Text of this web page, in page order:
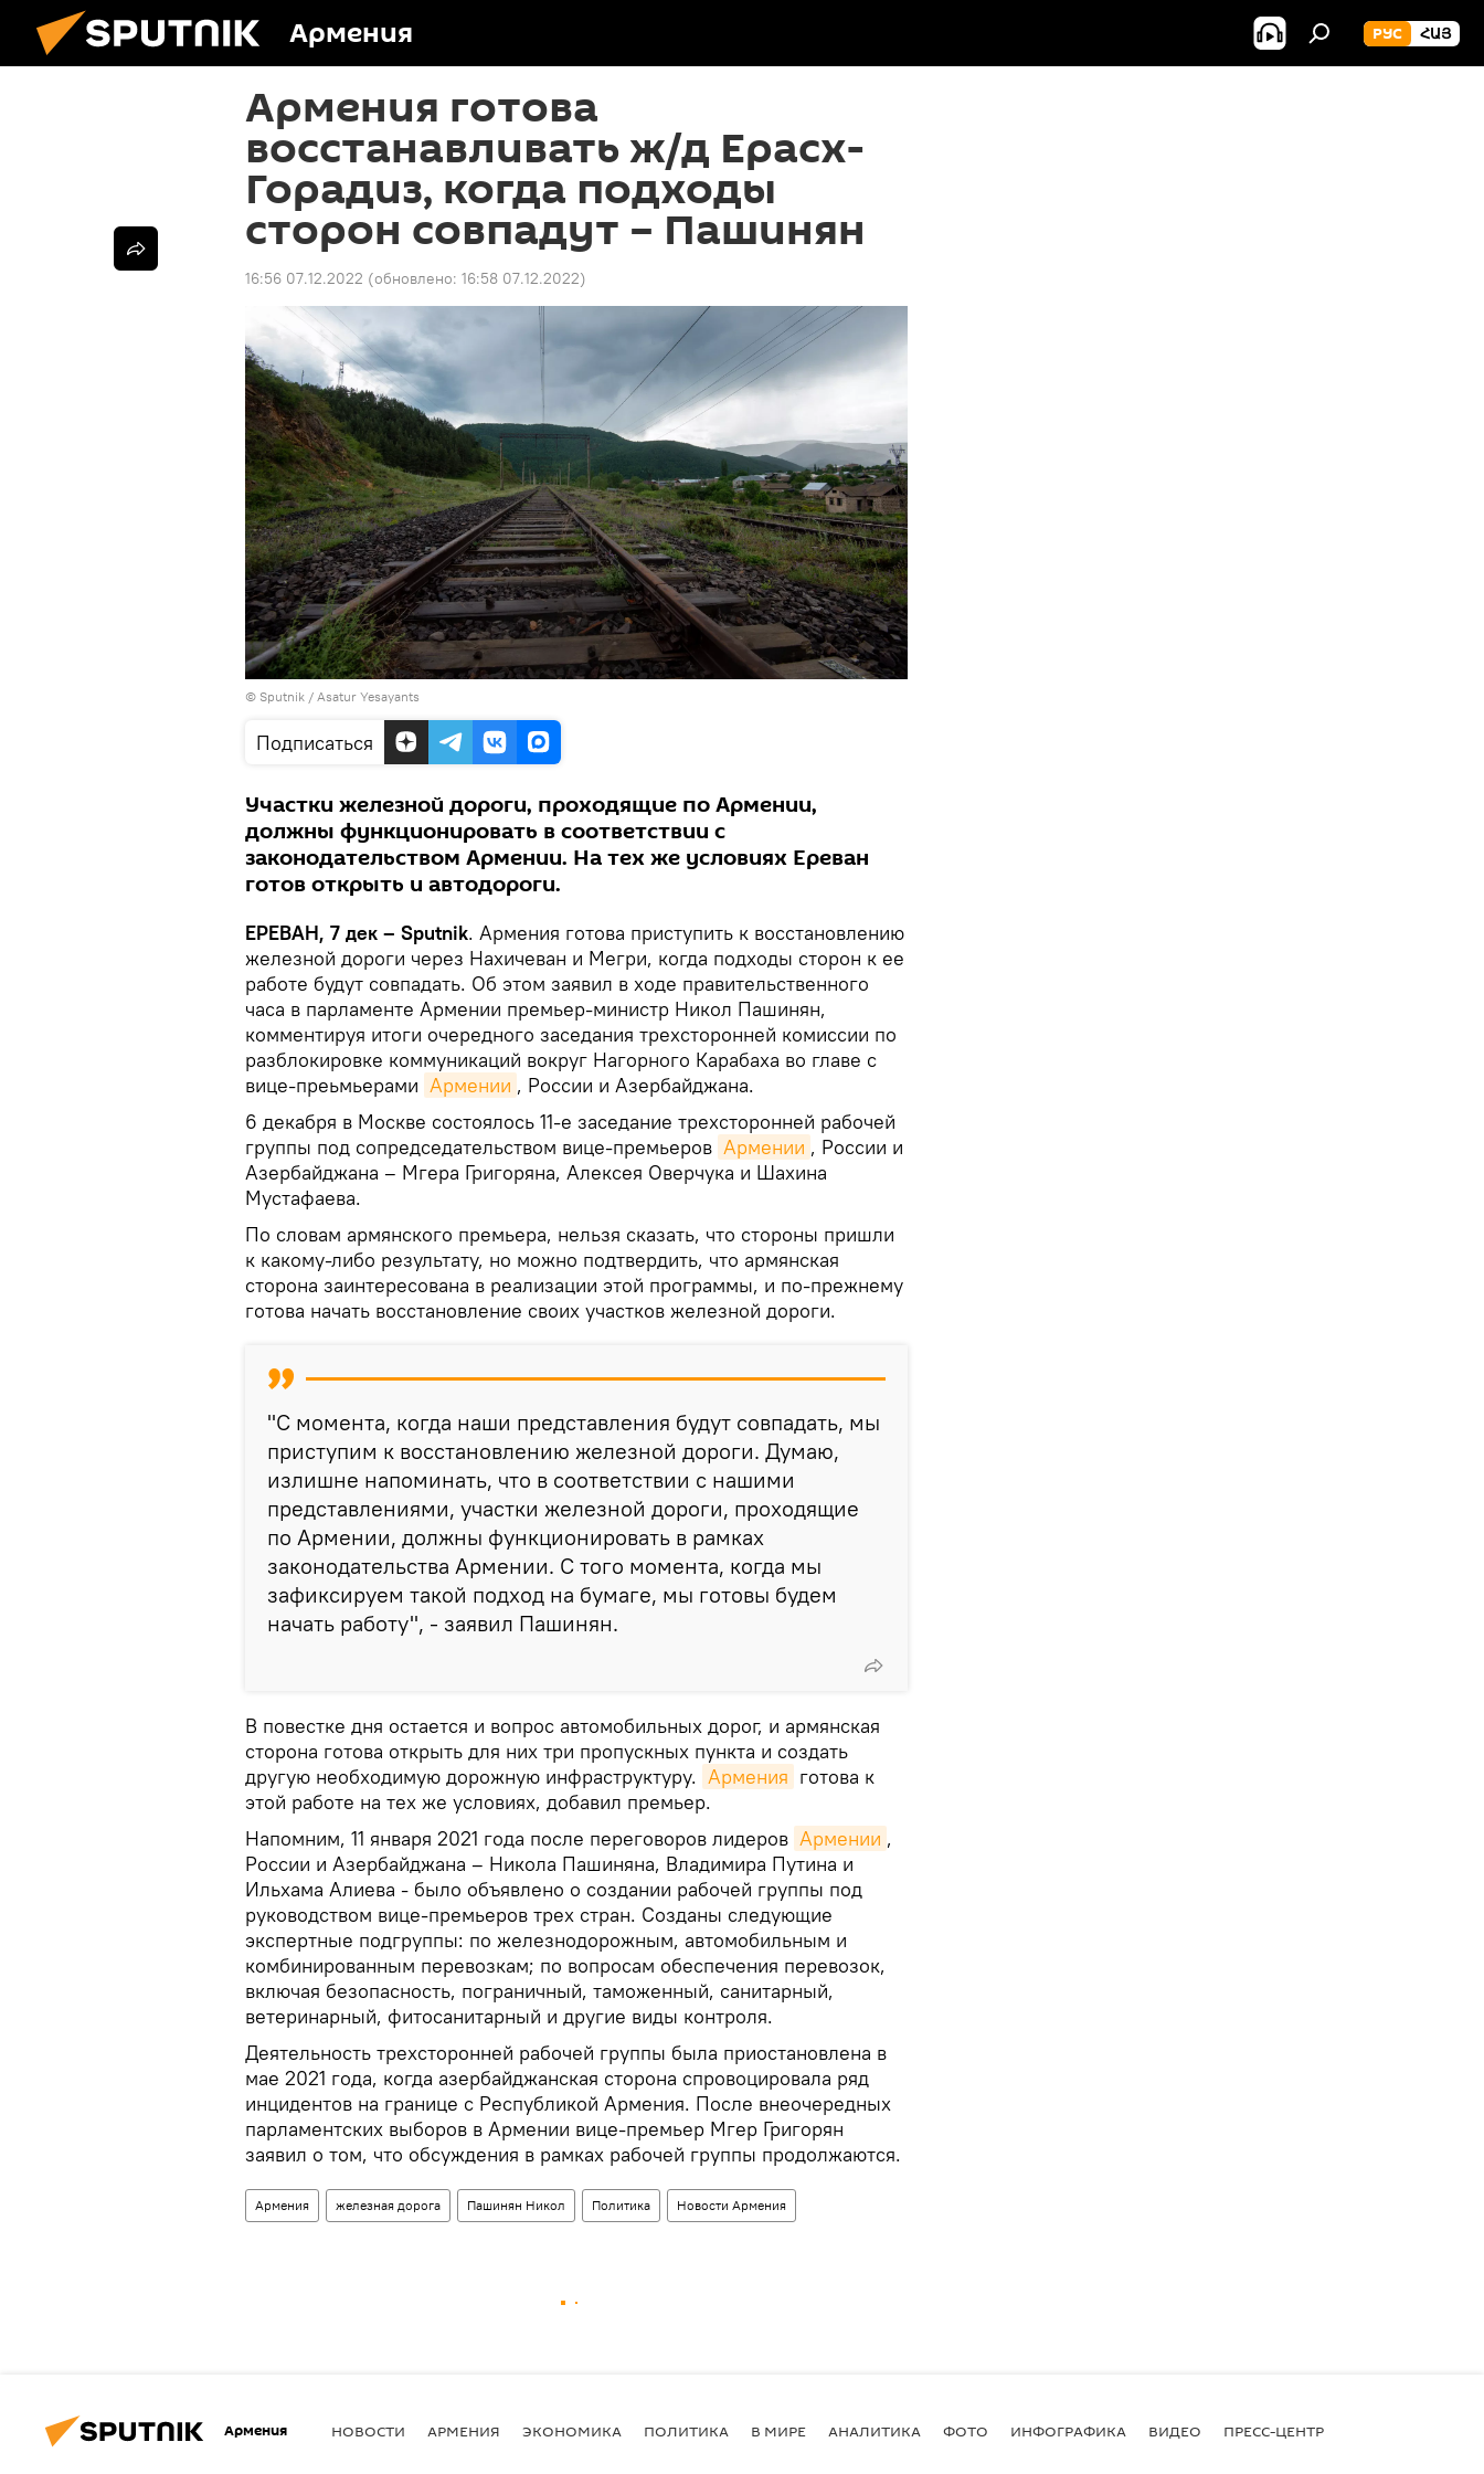
Армения РУС ՀԱՅ
Армения готова
восстанавливать ж/д Ерасх-
Горадиз, когда подходы
сторон совпадут – Пашинян
16:56 07.12.2022 (обновлено: 16:58 07.12.2022)
© Sputnik / Asatur Yesayants
Подписаться
Участки железной дороги, проходящие по Армении,
должны функционировать в соответствии с
законодательством Армении. На тех же условиях Ереван
готов открыть и автодороги.
ЕРЕВАН, 7 дек – Sputnik. Армения готова приступить к восстановлению
железной дороги через Нахичеван и Мегри, когда подходы сторон к ее
работе будут совпадать. Об этом заявил в ходе правительственного
часа в парламенте Армении премьер-министр Никол Пашинян,
комментируя итоги очередного заседания трехсторонней комиссии по
разблокировке коммуникаций вокруг Нагорного Карабаха во главе с
вице-преьмьерами Армении , России и Азербайджана.
6 декабря в Москве состоялось 11-е заседание трехсторонней рабочей
группы под сопредседательством вице-премьеров Армении , России и
Азербайджана – Мгера Григоряна, Алексея Оверчука и Шахина
Мустафаева.
По словам армянского премьера, нельзя сказать, что стороны пришли
к какому-либо результату, но можно подтвердить, что армянская
сторона заинтересована в реализации этой программы, и по-прежнему
готова начать восстановление своих участков железной дороги.
"С момента, когда наши представления будут совпадать, мы
приступим к восстановлению железной дороги. Думаю,
излишне напоминать, что в соответствии с нашими
представлениями, участки железной дороги, проходящие
по Армении, должны функционировать в рамках
законодательства Армении. С того момента, когда мы
зафиксируем такой подход на бумаге, мы готовы будем
начать работу", - заявил Пашинян.
В повестке дня остается и вопрос автомобильных дорог, и армянская
сторона готова открыть для них три пропускных пункта и создать
другую необходимую дорожную инфраструктуру. Армения готова к
этой работе на тех же условиях, добавил премьер.
Напомним, 11 января 2021 года после переговоров лидеров Армении ,
России и Азербайджана – Никола Пашиняна, Владимира Путина и
Ильхама Алиева - было объявлено о создании рабочей группы под
руководством вице-премьеров трех стран. Созданы следующие
экспертные подгруппы: по железнодорожным, автомобильным и
комбинированным перевозкам; по вопросам обеспечения перевозок,
включая безопасность, пограничный, таможенный, санитарный,
ветеринарный, фитосанитарный и другие виды контроля.
Деятельность трехсторонней рабочей группы была приостановлена в
мае 2021 года, когда азербайджанская сторона спровоцировала ряд
инцидентов на границе с Республикой Армения. После внеочередных
парламентских выборов в Армении вице-премьер Мгер Григорян
заявил о том, что обсуждения в рамках рабочей группы продолжаются.
Армения железная дорога Пашинян Никол Политика Новости Армения
Армения НОВОСТИ АРМЕНИЯ ЭКОНОМИКА ПОЛИТИКА В МИРЕ АНАЛИТИКА ФОТО ИНФОГРАФИКА ВИДЕО ПРЕСС-ЦЕНТР